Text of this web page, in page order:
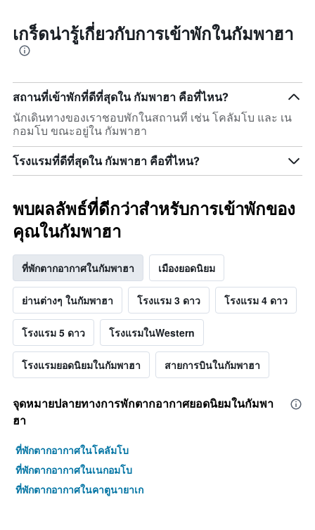
เกร็ดน่ารู้เกี่ยวกับการเข้าพักในกัมพาฮา
สถานที่เข้าพักที่ดีที่สุดใน กัมพาฮา คือที่ไหน?
นักเดินทางของเราชอบพักในสถานที่ เช่น โคลัมโบ และ เน
กอมโบ ขณะอยู่ใน กัมพาฮา
โรงแรมที่ดีที่สุดใน กัมพาฮา คือที่ไหน?
พบผลลัพธ์ที่ดีกว่าสำหรับการเข้าพักของ
คุณในกัมพาฮา
ที่พักตากอากาศในกัมพาฮา เมืองยอดนิยม
ย่านต่างๆ ในกัมพาฮา โรงแรม 3 ดาว โรงแรม 4 ดาว
โรงแรม 5 ดาว โรงแรมในWestern
โรงแรมยอดนิยมในกัมพาฮา สายการบินในกัมพาฮา
จุดหมายปลายทางการพักตากอากาศยอดนิยมในกัมพา
ฮา
ที่พักตากอากาศในโคลัมโบ
ที่พักตากอากาศในเนกอมโบ
ที่พักตากอากาศในคาตูนายาเก